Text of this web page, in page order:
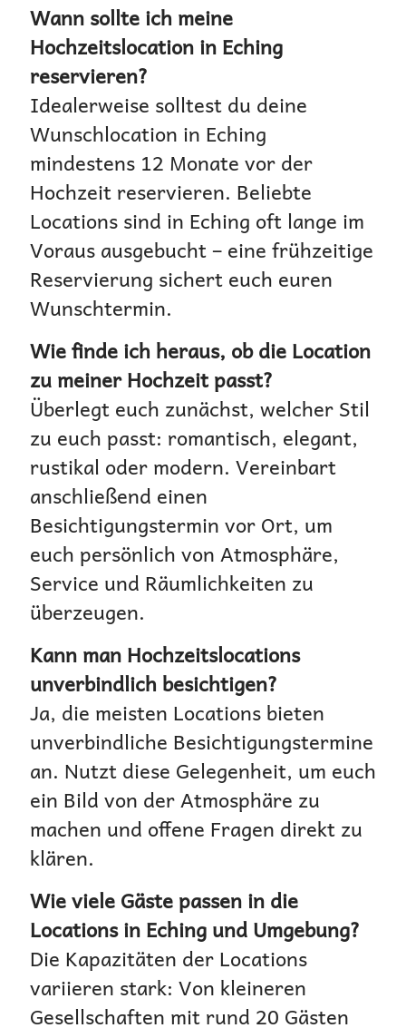
Wann sollte ich meine
Hochzeitslocation in Eching
reservieren?
Idealerweise solltest du deine
Wunschlocation in Eching
mindestens 12 Monate vor der
Hochzeit reservieren. Beliebte
Locations sind in Eching oft lange im
Voraus ausgebucht – eine frühzeitige
Reservierung sichert euch euren
Wunschtermin.
Wie finde ich heraus, ob die Location
zu meiner Hochzeit passt?
Überlegt euch zunächst, welcher Stil
zu euch passt: romantisch, elegant,
rustikal oder modern. Vereinbart
anschließend einen
Besichtigungstermin vor Ort, um
euch persönlich von Atmosphäre,
Service und Räumlichkeiten zu
überzeugen.
Kann man Hochzeitslocations
unverbindlich besichtigen?
Ja, die meisten Locations bieten
unverbindliche Besichtigungstermine
an. Nutzt diese Gelegenheit, um euch
ein Bild von der Atmosphäre zu
machen und offene Fragen direkt zu
klären.
Wie viele Gäste passen in die
Locations in Eching und Umgebung?
Die Kapazitäten der Locations
variieren stark: Von kleineren
Gesellschaften mit rund 20 Gästen